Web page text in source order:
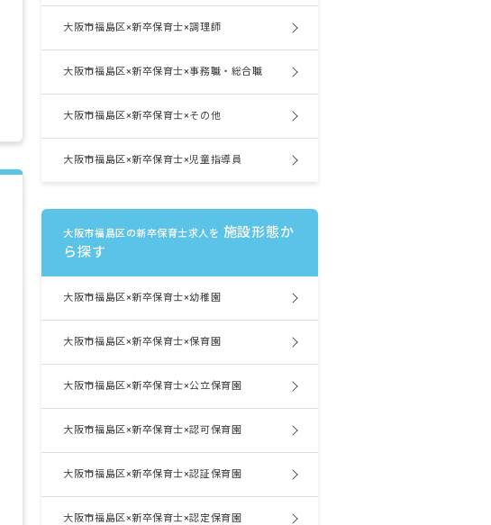
大阪市福島区×新卒保育士×調理師
大阪市福島区×新卒保育士×事務職・総合職
大阪市福島区×新卒保育士×その他
大阪市福島区×新卒保育士×児童指導員
大阪市福島区の新卒保育士求人を 施設形態か
ら探す
大阪市福島区×新卒保育士×幼稚園
大阪市福島区×新卒保育士×保育園
大阪市福島区×新卒保育士×公立保育園
大阪市福島区×新卒保育士×認可保育園
大阪市福島区×新卒保育士×認証保育園
大阪市福島区×新卒保育士×認定保育園